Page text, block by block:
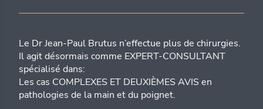
Le Dr Jean-Paul Brutus n’effectue plus de chirurgies.
Il agit désormais comme EXPERT-CONSULTANT
spécialisé dans:
Les cas COMPLEXES ET DEUXIÈMES AVIS en
pathologies de la main et du poignet.